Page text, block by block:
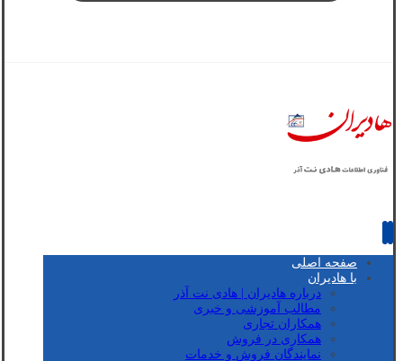
صفحه اصلی
با هادیران
درباره هادیران | هادی نت آذر
مطالب آموزشی و خبری
همکاران تجاری
همکاری در فروش
نمایندگان فروش و خدمات